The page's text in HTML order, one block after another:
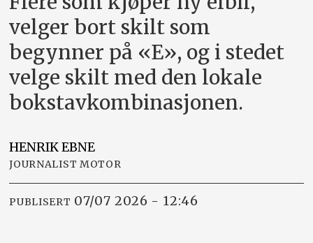
velger bort skilt som
begynner på «E», og i stedet
velge skilt med den lokale
bokstavkombinasjonen.
HENRIKEBNE
JOURNALIST MOTOR
PUBLISERT 07/07 2026 - 12:46